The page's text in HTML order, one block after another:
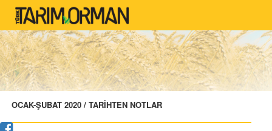
OCAK-ŞUBAT 2020 / TARİHTEN NOTLAR